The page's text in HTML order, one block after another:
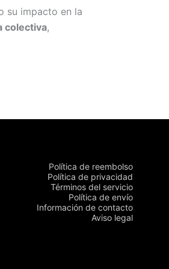
su impacto en la
colectiva,
Política de reembolso
Política de privacidad
Términos del servicio
Política de envío
Información de contacto
Aviso legal